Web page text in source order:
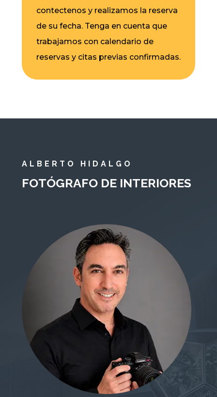
contectenos y realizamos la reserva
de su fecha. Tenga en cuenta que
trabajamos con calendario de
reservas y citas previas confirmadas.
ALBERTO HIDALGO
FOTÓGRAFO DE INTERIORES